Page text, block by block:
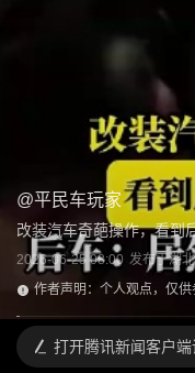
@平民车玩家
改装汽车奇葩操作，看到
2026-06-25 08:00 发布于湖北
作者声明：个人观点，仅供
打开腾讯新闻客户